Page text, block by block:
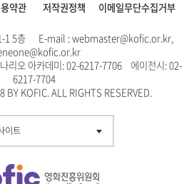
약관 저작권정책 이메일무단수집거부
1 5층 E-mail : webmaster@kofic.or.kr,
리오 아카데미: 02-6217-7706 에이전시: 02-
6217-7704
BY KOFIC. ALL RIGHTS RESERVED.
이트